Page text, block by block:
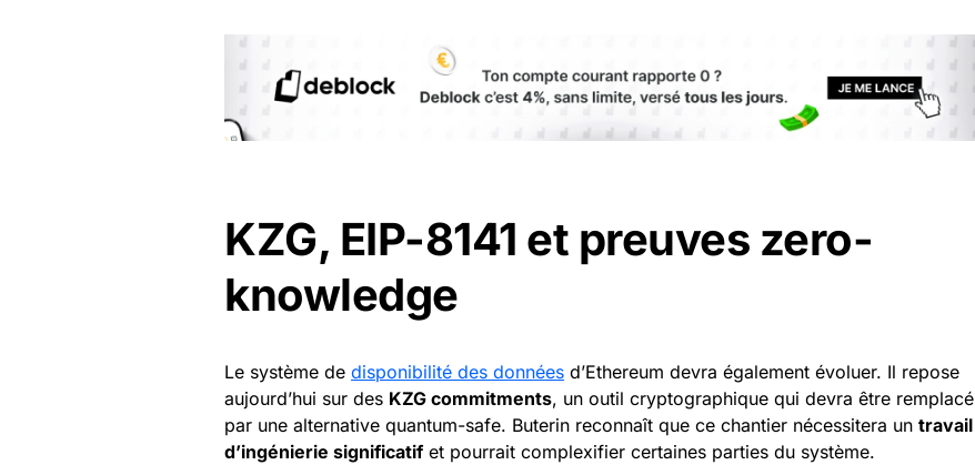
KZG, EIP-8141 et preuves zero-
knowledge
Le système de disponibilité des données d’Ethereum devra également évoluer. Il repose
aujourd’hui sur des KZG commitments, un outil cryptographique qui devra être remplacé
par une alternative quantum-safe. Buterin reconnaît que ce chantier nécessitera un travail
d’ingénierie significatifet pourrait complexifier certaines parties du système.